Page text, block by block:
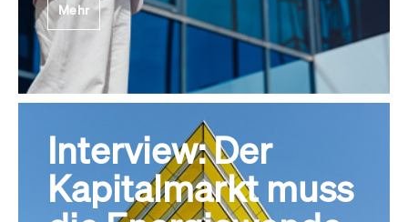
Mehr
Interview: Der
Kapitalmarkt muss